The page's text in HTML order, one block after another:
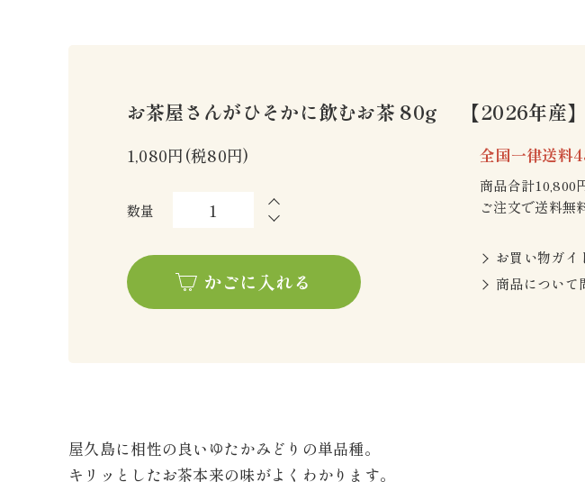
お茶屋さんがひそかに飲むお茶 80g 【2026年産
1,080円(税80円)
数量
かごに入れる
全国一律送料
商品合計10,800
ご注文で送料無
お買い物ガイ
商品について
屋久島に相性の良いゆたかみどりの単品種。
キリッとしたお茶本来の味がよくわかります。